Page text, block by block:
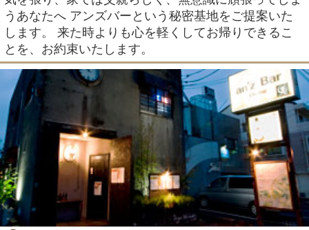
うあなたへ アンズバーという秘密基地をご提案いた
します。 来た時よりも心を軽くしてお帰りできるこ
とを、お約束いたします。